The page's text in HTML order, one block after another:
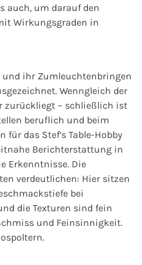
auch, um darauf den
Wirkungsgraden in
und ihr Zumleuchtenbringen
Wenngleich der
zurückliegt – schließlich ist
beruflich und beim
für das Stef’s Table-Hobby
Berichterstattung in
Erkenntnisse. Die
verdeutlichen: Hier sitzen
bei
die Texturen sind fein
und Feinsinnigkeit.